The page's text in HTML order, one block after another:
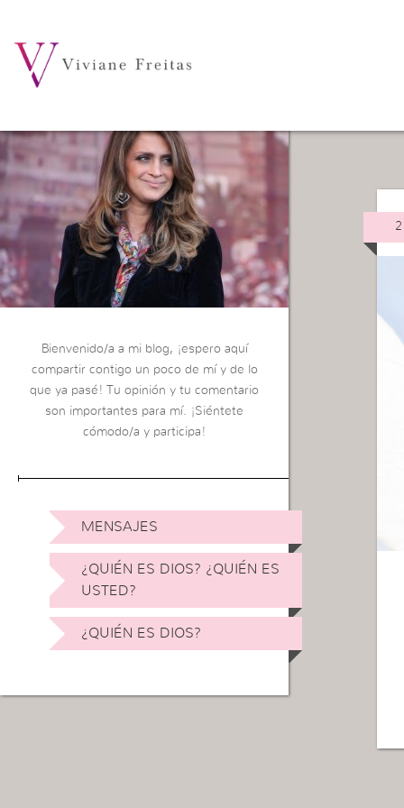
Bienvenido/a a mi blog, ¡espero aquí
compartir contigo un poco de mí y de lo
que ya pasé! Tu opinión y tu comentario
son importantes para mí. ¡Siéntete
cómodo/a y participa!
MENSAJES
¿QUIÉN ES DIOS? ¿QUIÉN ES
USTED?
¿QUIÉN ES DIOS?